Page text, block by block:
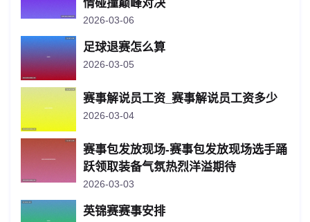
情碰撞巅峰对决
2026-03-06
足球退赛怎么算
2026-03-05
赛事解说员工资_赛事解说员工资多少
2026-03-04
赛事包发放现场-赛事包发放现场选手踊
跃领取装备气氛热烈洋溢期待
2026-03-03
英锦赛赛事安排